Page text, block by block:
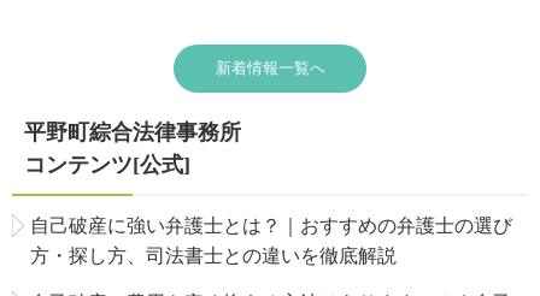
新着情報一覧へ
平野町綜合法律事務所
コンテンツ[公式]
自己破産に強い弁護士とは？｜おすすめの弁護士の選び
方・探し方、司法書士との違いを徹底解説